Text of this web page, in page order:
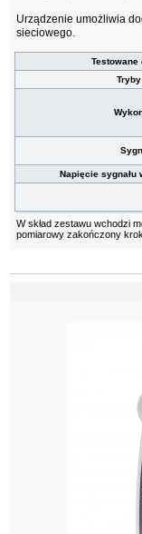
Urządzenie umożliwia
sieciowego.
Testowane
Napięcie sygnału
W skład zestawu wchodzi
pomiarowy zakończony